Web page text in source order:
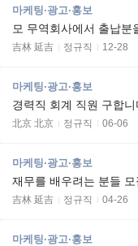
마케팅·광고·홍보
모 무역회사에서 출납
吉林 延吉 정규직 12-28
마케팅·광고·홍보
경력직 회계 직원 구합니
北京 北京 정규직 06-06
마케팅·광고·홍보
재무를 배우려는 분들 모
吉林 延吉 정규직 04-26
마케팅·광고·홍보